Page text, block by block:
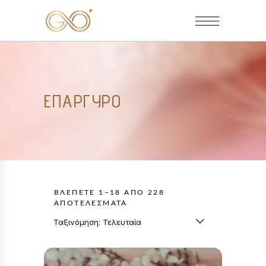
ΕΠΆΡΓΥΡΟ
ΒΛΈΠΕΤΕ 1–18 ΑΠΌ 228
ΑΠΟΤΕΛΈΣΜΑΤΑ
LATEST
Ταξινόμηση: Τελευταία